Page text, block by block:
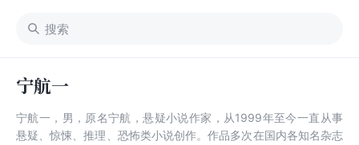
宁航一
宁航一，男，原名宁航，悬疑小说作家，从1999年至今一直从事
悬疑、惊悚、推理、恐怖类小说创作。作品多次在国内各知名杂志